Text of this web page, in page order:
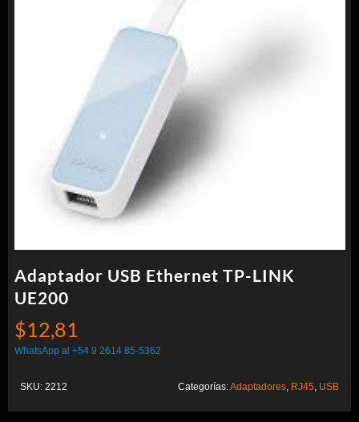
Adaptador USB Ethernet TP-LINK
UE200
$12,81
WhatsApp al +54 9 2614 85-5362
SKU: 2212 Categorías:Adaptadores, RJ45, USB